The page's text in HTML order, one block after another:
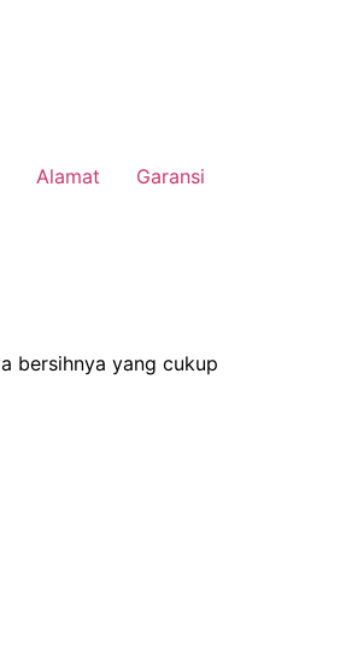
Alamat Garansi
bersihnya yang cukup